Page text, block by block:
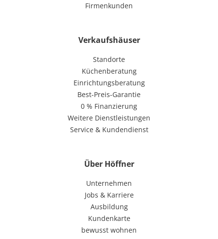
Firmenkunden
Verkaufshäuser
Standorte
Küchenberatung
Einrichtungsberatung
Best-Preis-Garantie
0 % Finanzierung
Weitere Dienstleistungen
Service & Kundendienst
Über Höffner
Unternehmen
Jobs & Karriere
Ausbildung
Kundenkarte
bewusst wohnen